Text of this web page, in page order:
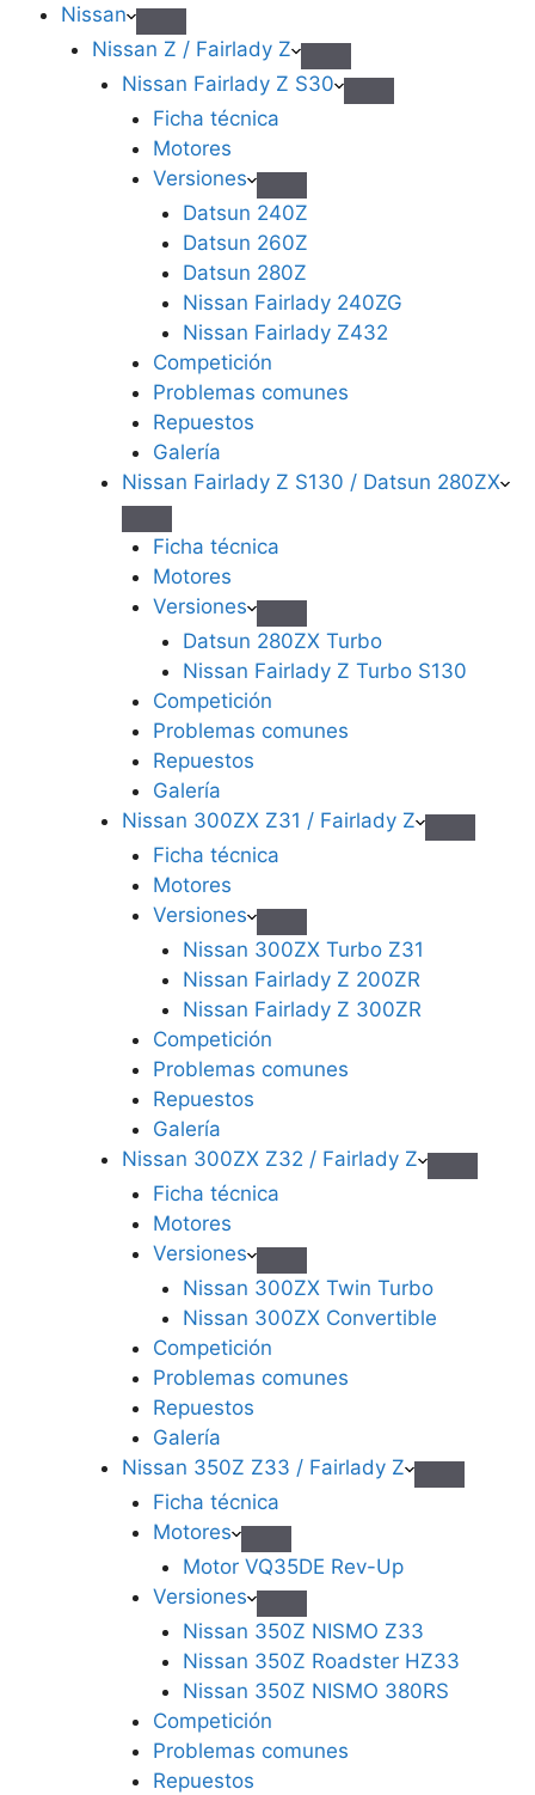
Nissan
Nissan Z / Fairlady Z
Nissan Fairlady Z S30
Ficha técnica
Motores
Versiones
Datsun 240Z
Datsun 260Z
Datsun 280Z
Nissan Fairlady 240ZG
Nissan Fairlady Z432
Competición
Problemas comunes
Repuestos
Galería
Nissan Fairlady Z S130 / Datsun 280ZX
Ficha técnica
Motores
Versiones
Datsun 280ZX Turbo
Nissan Fairlady Z Turbo S130
Competición
Problemas comunes
Repuestos
Galería
Nissan 300ZX Z31 / Fairlady Z
Ficha técnica
Motores
Versiones
Nissan 300ZX Turbo Z31
Nissan Fairlady Z 200ZR
Nissan Fairlady Z 300ZR
Competición
Problemas comunes
Repuestos
Galería
Nissan 300ZX Z32 / Fairlady Z
Ficha técnica
Motores
Versiones
Nissan 300ZX Twin Turbo
Nissan 300ZX Convertible
Competición
Problemas comunes
Repuestos
Galería
Nissan 350Z Z33 / Fairlady Z
Ficha técnica
Motores
Motor VQ35DE Rev-Up
Versiones
Nissan 350Z NISMO Z33
Nissan 350Z Roadster HZ33
Nissan 350Z NISMO 380RS
Competición
Problemas comunes
Repuestos